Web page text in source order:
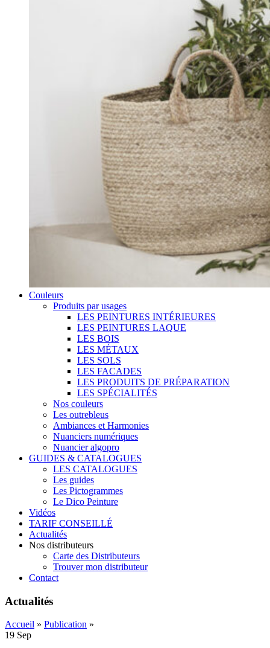
Couleurs
Produits par usages
LES PEINTURES INTÉRIEURES
LES PEINTURES LAQUE
LES BOIS
LES MÉTAUX
LES SOLS
LES FACADES
LES PRODUITS DE PRÉPARATION
LES SPÉCIALITÉS
Nos couleurs
Les outrebleus
Ambiances et Harmonies
Nuanciers numériques
Nuancier algopro
GUIDES & CATALOGUES
LES CATALOGUES
Les guides
Les Pictogrammes
Le Dico Peinture
Vidéos
TARIF CONSEILLÉ
Actualités
Nos distributeurs
Carte des Distributeurs
Trouver mon distributeur
Contact
Actualités
Accueil » Publication »
19 Sep